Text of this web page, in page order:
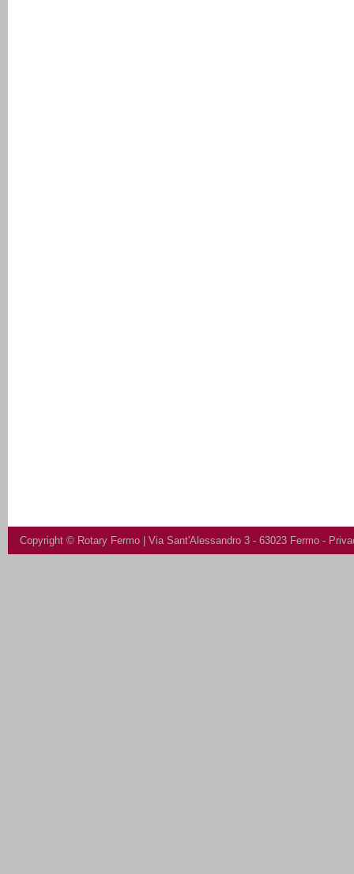
Copyright © Rotary Fermo | Via Sant'Alessandro 3 - 63023 Fermo -